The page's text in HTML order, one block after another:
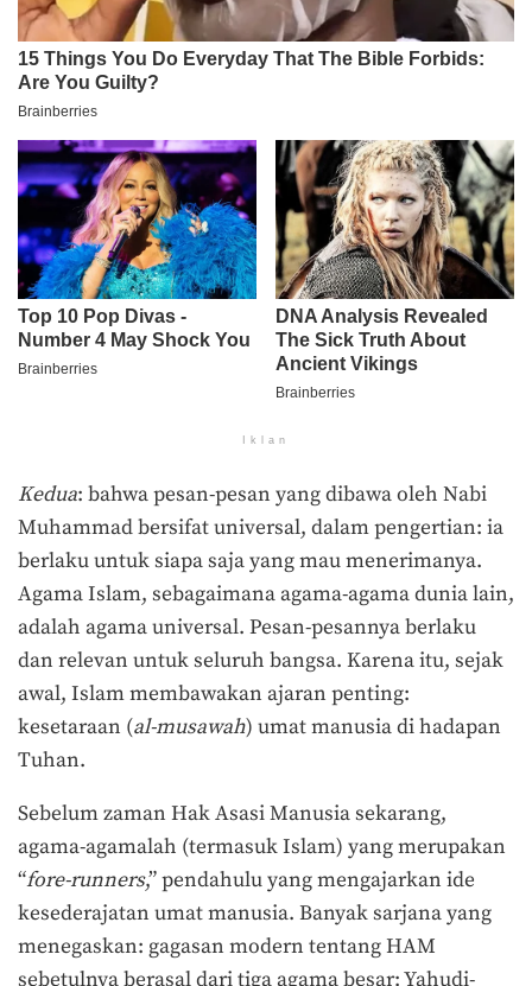
Iklan
Kedua: bahwa pesan-pesan yang dibawa oleh Nabi
Muhammad bersifat universal, dalam pengertian: ia
berlaku untuk siapa saja yang mau menerimanya.
Agama Islam, sebagaimana agama-agama dunia lain,
adalah agama universal. Pesan-pesannya berlaku
dan relevan untuk seluruh bangsa. Karena itu, sejak
awal, Islam membawakan ajaran penting:
kesetaraan (al-musawah) umat manusia di hadapan
Tuhan.
Sebelum zaman Hak Asasi Manusia sekarang,
agama-agamalah (termasuk Islam) yang merupakan
“fore-runners,” pendahulu yang mengajarkan ide
kesederajatan umat manusia. Banyak sarjana yang
menegaskan: gagasan modern tentang HAM
sebetulnya berasal dari tiga agama besar: Yahudi-